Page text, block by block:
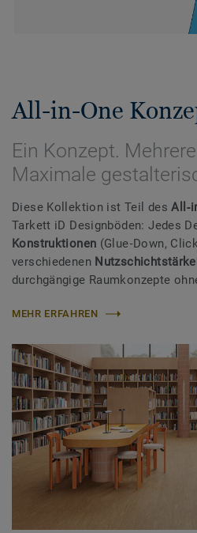
All-in-One
Ein Konzept.
Maximale
Diese Kollektion ist Teil des
Tarkett iD Designböden: Jedes
Konstruktionen (Glue‑Down,
verschiedenen
durchgängige Raumkonzepte
MEHR ERFAHREN